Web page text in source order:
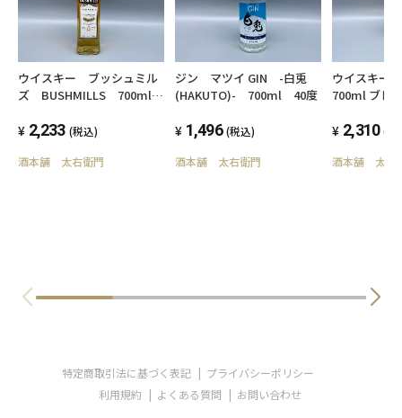
ウイスキー ブッシュミル
ズ BUSHMILLS 700ml
キー2,233 (税込)
酒本舗 太右衛門
ジン マツイ GIN -白兎
(HAKUTO)- 700ml 40度
1,496 (税込)
酒本舗 太右衛門
ウイスキー
700ml ブレ
2,310 (税
酒本舗 太右
特定商取引法に基づく表記
プライバシーポリシー
利用規約
よくある質問 お問い合わせ